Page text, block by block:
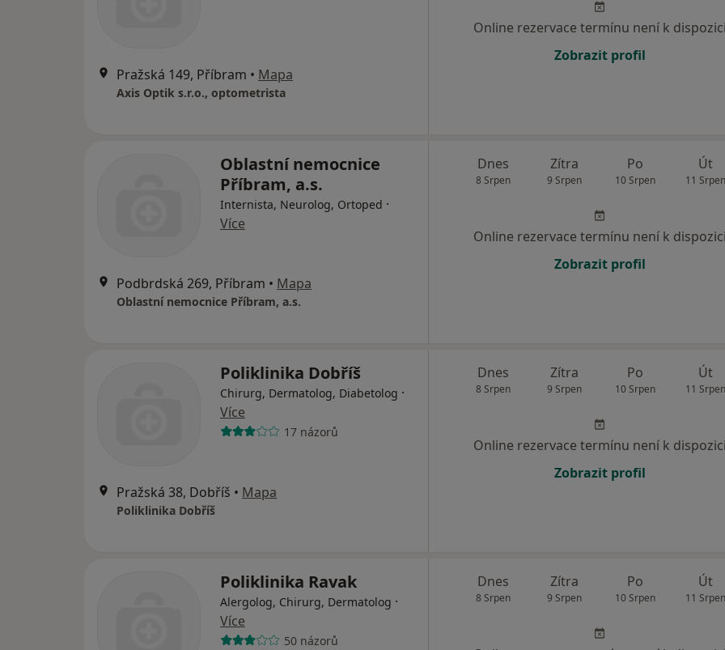
Pražská 149, Příbram • Mapa
Axis Optik s.r.o., optometrista
Online rezervace termínu není k dispozici
Zobrazit profil
Oblastní nemocnice
Příbram, a.s.
Internista, Neurolog, Ortoped ·
Více
Podbrdská 269, Příbram • Mapa
Oblastní nemocnice Příbram, a.s.
Dnes
8 Srpen
Zítra
9 Srpen
Po
10 Srpen
Út
11 Srpen
Online rezervace termínu není k dispozici
Zobrazit profil
Poliklinika Dobříš
Chirurg, Dermatolog, Diabetolog ·
Více
17 názorů
Pražská 38, Dobříš • Mapa
Poliklinika Dobříš
Dnes
8 Srpen
Zítra
9 Srpen
Po
10 Srpen
Út
11 Srpen
Online rezervace termínu není k dispozici
Zobrazit profil
Poliklinika Ravak
Alergolog, Chirurg, Dermatolog ·
Více
50 názorů
Dnes
8 Srpen
Zítra
9 Srpen
Po
10 Srpen
Út
11 Srpen